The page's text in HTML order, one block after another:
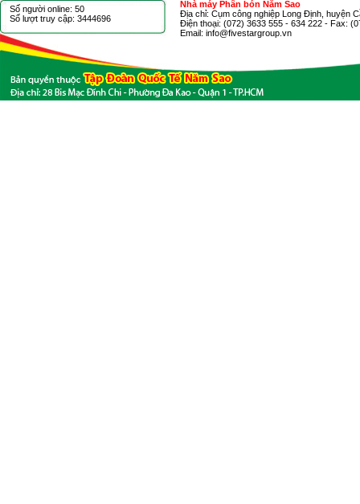
Số người online: 50
Số lượt truy cập: 3444696
Nhà máy Phân bón Năm Sao
Địa chỉ: Cụm công nghiệp Long Định, huyện
Điện thoại: (072) 3633 555 - 634 222 - Fax:
Email: info@fivestargroup.vn